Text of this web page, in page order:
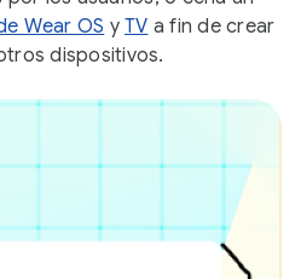
Wear OS y TV a fin de crear
dispositivos.